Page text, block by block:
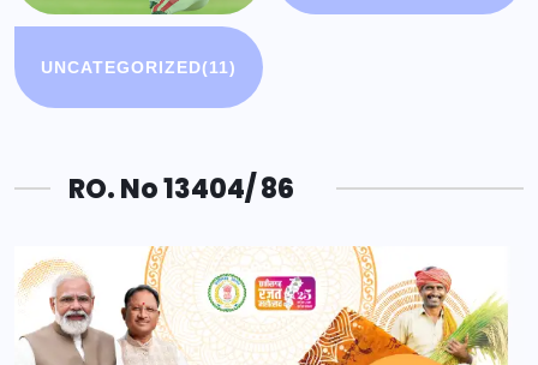
UNCATEGORIZED(11)
RO. No 13404/ 86